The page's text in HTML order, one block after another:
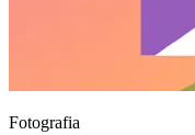
Fotografia